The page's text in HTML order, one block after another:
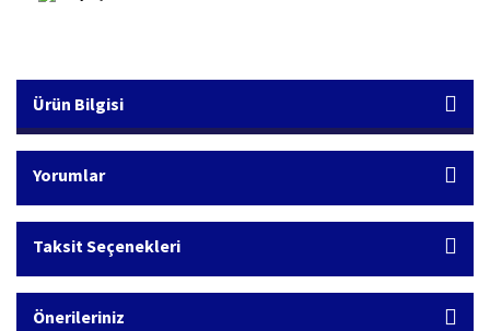
Ürün Bilgisi
Yorumlar
Taksit Seçenekleri
Önerileriniz